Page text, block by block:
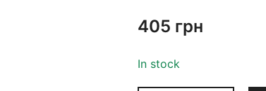
405 грн
In stock